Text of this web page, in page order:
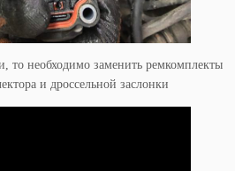
то необходимо заменить ремкомплекты
и дроссельной заслонки